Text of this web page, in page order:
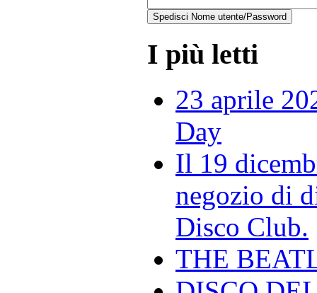
I più letti
23 aprile
Day
Il 19
negozio di
Disco Club.
THE